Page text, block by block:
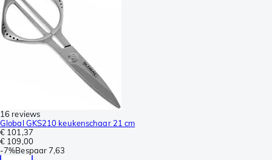
16 reviews
Global GKS210 keukenschaar 21 cm
€ 101,37
€ 109,00
-7%Bespaar7,63